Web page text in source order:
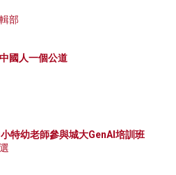
部
國人一個公道
特幼老師參與城大GenAI培訓班